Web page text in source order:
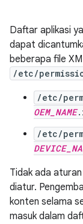
Daftar aplikasi
dapat
beberapa file
/etc/
/etc/
OEM_NAME
/etc/
Tidak ada
diatur.
konten selama
masuk dalam